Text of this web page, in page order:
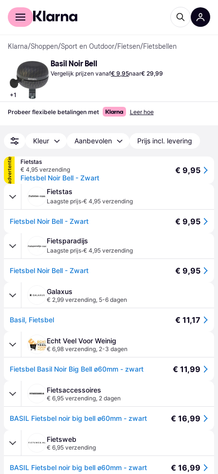
Voor shoppers
Klarna/Shoppen/Sport en Outdoor/Fietsen/Fietsbellen
+1
Basil Noir Bell
Vergelijk prijzen vanaf€ 9,95naar€ 29,99
Probeer flexibele betalingen met Leer hoe
Kleur Aanbevolen Prijs incl. levering
advertentie
Fietstas
€ 4,95 verzending
Fietsbel Noir Bell - Zwart
€ 9,95
Fietstas
Laagste prijs·€ 4,95 verzending
Fietsbel Noir Bell - Zwart € 9,95
Fietsparadijs
Laagste prijs·€ 4,95 verzending
Fietsbel Noir Bell - Zwart € 9,95
Galaxus
€ 2,99 verzending, 5-6 dagen
Basil, Fietsbel € 11,17
Echt Veel Voor Weinig
€ 6,98 verzending, 2-3 dagen
Fietsbel Basil Noir Big Bell ø60mm - zwart € 11,99
Fietsaccessoires
€ 6,95 verzending, 2 dagen
BASIL Fietsbel noir big bell ø60mm - zwart € 16,99
Fietsweb
€ 6,95 verzending
BASIL Fietsbel noir big bell ø60mm - zwart € 16,99